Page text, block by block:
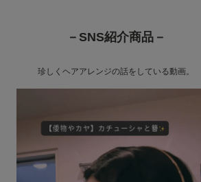
－SNS紹介商品－
珍しくヘアアレンジの話をしている動画。